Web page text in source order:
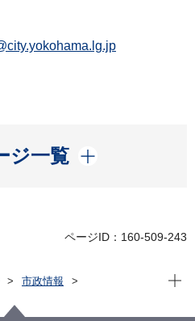
ジ一覧
開く
ページID：160-509-243
市政情報
事務処理ミス等の状況について
現在